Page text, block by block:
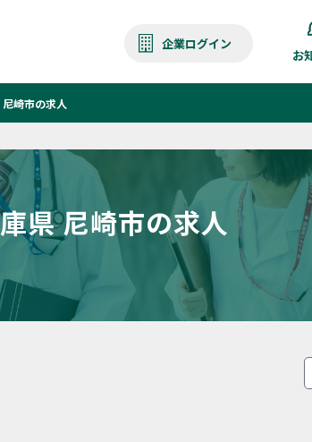
企業ログイン
お
崎市の求人
県 尼崎市の求人